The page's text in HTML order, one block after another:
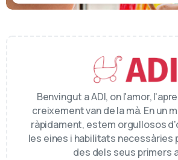
Benvingut a ADI, on l'amor,
creixement van de la mà. En un
ràpidament, estem orgullosos
les eines i habilitats necessàries
des dels seus primers